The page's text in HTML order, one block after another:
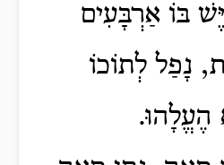
בּוֹ אַרְבָּעִים
נָפַל לְתוֹכוֹ